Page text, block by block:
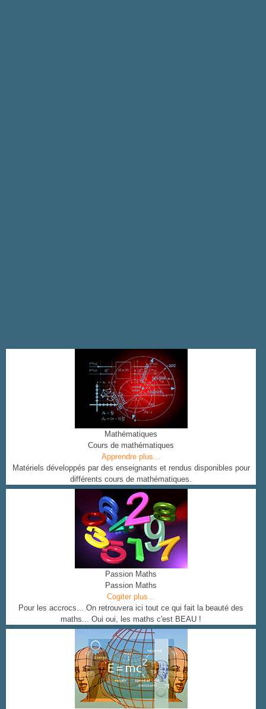
Mathématiques
Cours de mathématiques
Apprendre plus...
Matériels développés par des enseignants et rendus disponibles pour
différents cours de mathématiques.
Passion Maths
Passion Maths
Cogiter plus...
Pour les accrocs... On retrouvera ici tout ce qui fait la beauté des
maths... Oui oui, les maths c'est BEAU !